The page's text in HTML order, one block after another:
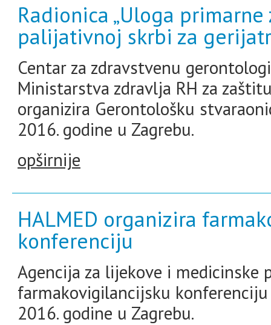
Radionica „Uloga
palijativnoj skrbi za
Centar za zdravstvenu
Ministarstva zdravlja RH za
organizira Gerontološku
2016. godine u Zagrebu.
opširnije
HALMED organizira
konferenciju
Agencija za lijekove i medicinske
farmakovigilancijsku
2016. godine u Zagrebu.